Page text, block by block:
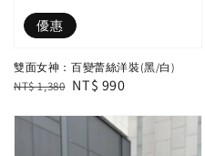
優惠
雙面女神：百變蕾絲洋裝(黑/白)
Regular
NT$ 1,380 Sale
NT$ 990